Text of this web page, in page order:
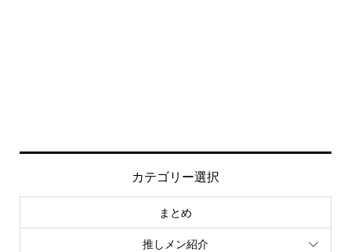
カテゴリー選択
まとめ
推しメン紹介